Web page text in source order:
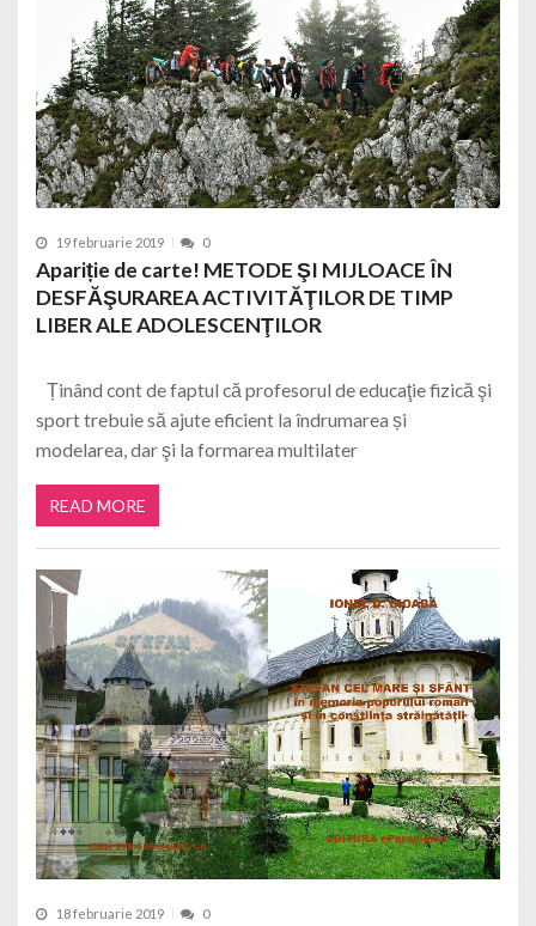
19 februarie 2019 0
Apariție de carte! METODE ŞI MIJLOACE ÎN
DESFĂŞURAREA ACTIVITĂŢILOR DE TIMP
LIBER ALE ADOLESCENŢILOR
Ținând cont de faptul că profesorul de educaţie fizică şi
sport trebuie să ajute eficient la îndrumarea și
modelarea, dar şi la formarea multilater
READ MORE
18 februarie 2019 0